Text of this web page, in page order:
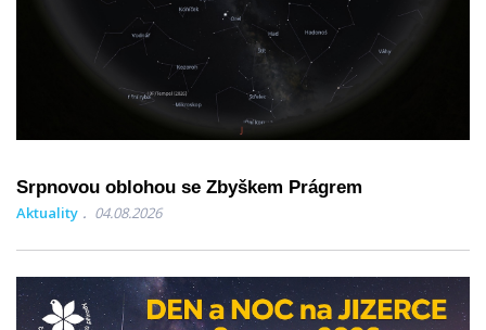
Srpnovou oblohou se Zbyškem Prágrem
Aktuality 04.08.2026